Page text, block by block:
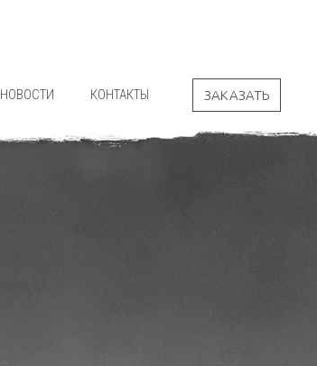
НОВОСТИ КОНТАКТЫ ЗАКАЗАТЬ